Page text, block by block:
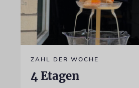
ZAHL DER WOCHE
4 Etagen